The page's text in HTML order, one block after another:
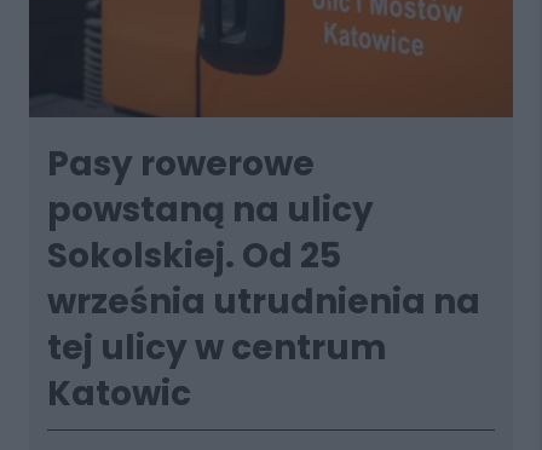
Pasy rowerowe
powstaną na ulicy
Sokolskiej. Od 25
września utrudnienia na
tej ulicy w centrum
Katowic